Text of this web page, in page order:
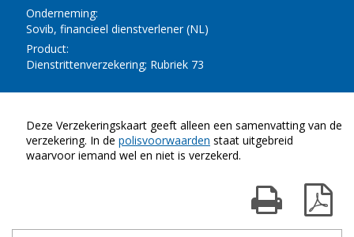
Onderneming:
Sovib, fi­nan­ci­eel dienst­ver­le­ner(NL)
Product:
Dienst­rit­ten­ver­ze­ke­ring; Ru­briek 73
Deze Verzekeringskaart geeft alleen een samenvatting van de
verzekering. In de polisvoorwaarden staat uitgebreid
waarvoor iemand wel en niet is verzekerd.
Print kaart